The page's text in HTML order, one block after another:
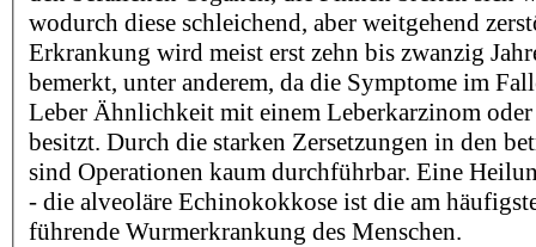
wodurch diese schleichend, aber weitgehend
Erkrankung wird meist erst zehn bis zwanzig
bemerkt, unter anderem, da die Symptome im
Leber Ähnlichkeit mit einem Leberkarzinom
besitzt. Durch die starken Zersetzungen in den
sind Operationen kaum durchführbar. Eine
- die alveoläre Echinokokkose ist die am
führende Wurmerkrankung des Menschen.